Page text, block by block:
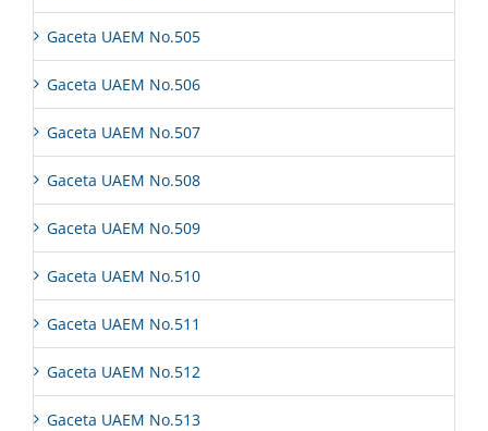
Gaceta UAEM No.505
Gaceta UAEM No.506
Gaceta UAEM No.507
Gaceta UAEM No.508
Gaceta UAEM No.509
Gaceta UAEM No.510
Gaceta UAEM No.511
Gaceta UAEM No.512
Gaceta UAEM No.513